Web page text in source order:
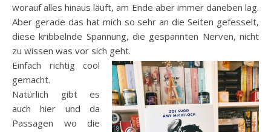
worauf alles hinaus läuft, am Ende aber immer daneben lag.
Aber gerade das hat mich so sehr an die Seiten gefesselt,
diese kribbelnde Spannung, die gespannten Nerven, nicht
zu wissen was vor sich geht.
Einfach richtig cool
gemacht.
Natürlich gibt es
auch hier und da
Passagen wo die